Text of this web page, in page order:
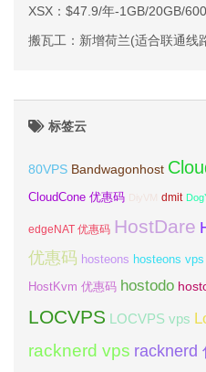
XSX：$47.9/年-1GB/20GB/
搬瓦工：新增荷兰(适合联通线
标签云
80VPS Bandwagonhost
CloudCone 优惠码 DiyVM dmit
edgeNAT 优惠码 HostDare
优惠码 hosteons hosteons vps
HostKvm 优惠码 hostodo
LOCVPS LOCVPS vps
racknerd vps racknerd